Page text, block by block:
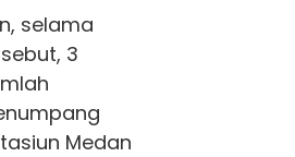
selama
3
Medan